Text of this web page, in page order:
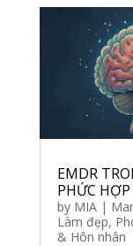
EMDR
PHỨC HỢP
by MIA|
Làm đẹp,
& Hôn nhân